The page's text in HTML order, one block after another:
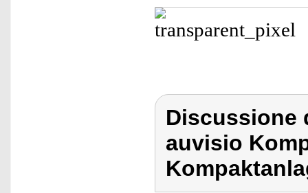
Discussione
auvisio